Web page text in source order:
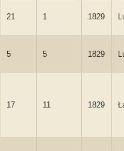
21 1 1829
5 5 1829
17 11 1829